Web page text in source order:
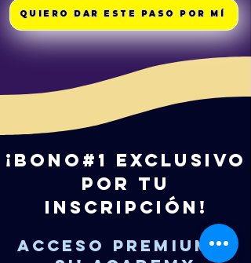
QUIERO DAR ESTE PASO POR MÍ
¡BONO#1 EXCLUSIVO
POR TU
INSCRIPCIÓN!
ACCESO PREMIUM A